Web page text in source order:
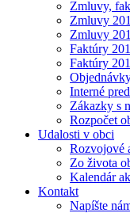
Zmluvy,
Zmluvy
Zmluvy
Faktúry
Faktúry
Interné
Zákazky s
Rozpočet
Udalosti v obci
Rozvojové
Zo života
Kalendár
Kontakt
Napíšte